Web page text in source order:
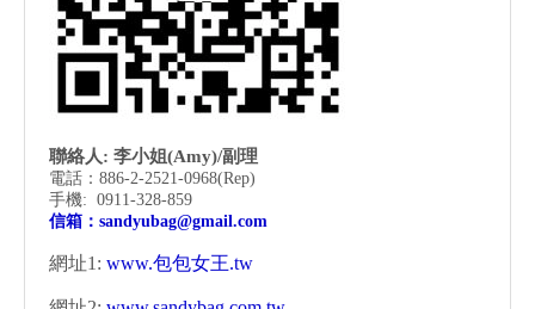
聯絡人: 李小姐(Amy)/副理
電話：886-2-2521-0968(Rep)
手機: 0911-328-859
信箱： sandyubag@gmail.com
網址1: www.包包女王.tw